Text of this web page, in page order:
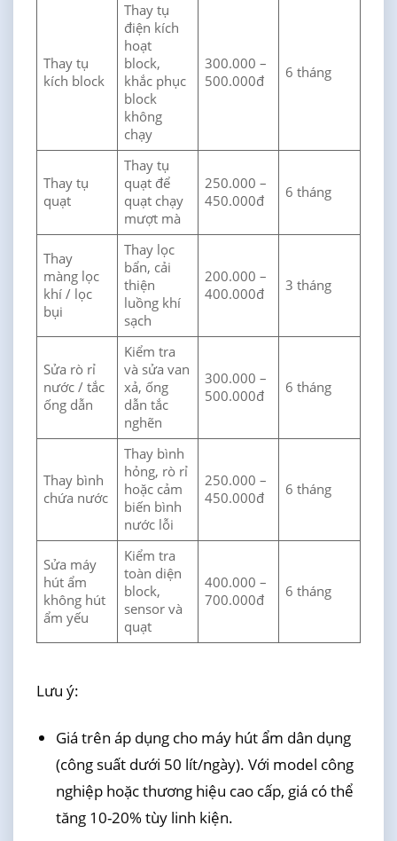
Thay tụ
kích block
Thay tụ
điện kích
hoạt
block,
khắc phục
block
không
chạy
300.000 –
500.000đ
6 tháng
Thay tụ
quạt
Thay tụ
quạt để
quạt chạy
mượt mà
250.000 –
450.000đ
6 tháng
Thay
màng lọc
khí / lọc
bụi
Thay lọc
bẩn, cải
thiện
luồng khí
sạch
200.000 –
400.000đ
3 tháng
Sửa rò rỉ
nước / tắc
ống dẫn
Kiểm tra
và sửa van
xả, ống
dẫn tắc
nghẽn
300.000 –
500.000đ
6 tháng
Thay bình
chứa nước
Thay bình
hỏng, rò rỉ
hoặc cảm
biến bình
nước lỗi
250.000 –
450.000đ
6 tháng
Sửa máy
hút ẩm
không hút
ẩm yếu
Kiểm tra
toàn diện
block,
sensor và
quạt
400.000 –
700.000đ
6 tháng
Lưu ý:
Giá trên áp dụng cho máy hút ẩm dân dụng
(công suất dưới 50 lít/ngày). Với model công
nghiệp hoặc thương hiệu cao cấp, giá có thể
tăng 10-20% tùy linh kiện.